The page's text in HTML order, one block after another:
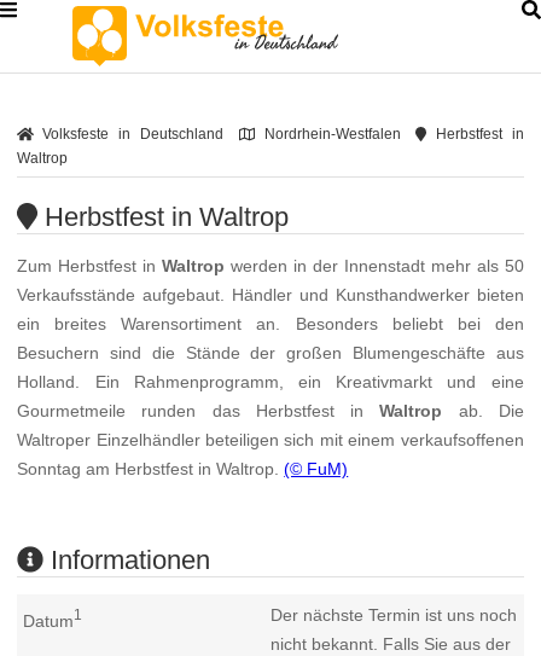
Volksfeste in Deutschland Nordrhein-Westfalen
Herbstfest in
Waltrop
Herbstfest in Waltrop
Zum Herbstfest inWaltrop werden in der Innenstadt mehr als 50
Verkaufsstände aufgebaut. Händler und Kunsthandwerker bieten
ein breites Warensortiment an. Besonders beliebt bei den
Besuchern sind die Stände der großen Blumengeschäfte aus
Holland. Ein Rahmenprogramm, ein Kreativmarkt und eine
Gourmetmeile runden das Herbstfest inWaltrop ab. Die
Waltroper Einzelhändler beteiligen sich mit einem verkaufsoffenen
Sonntag am Herbstfest in Waltrop.(© FuM)
Informationen
Datum1
Der nächste Termin ist uns noch
nicht bekannt. Falls Sie aus der